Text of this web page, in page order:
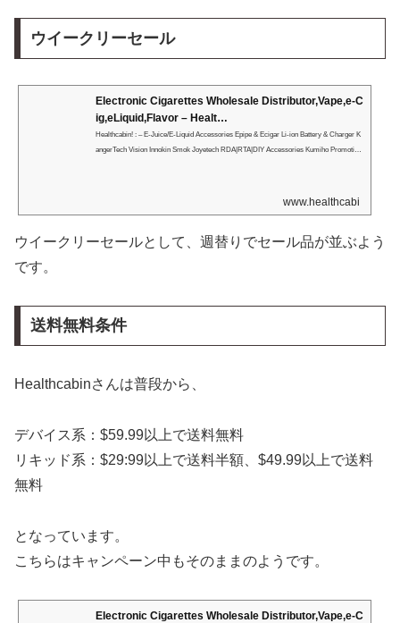
ウイークリーセール
Electronic Cigarettes Wholesale Distributor,Vape,e-C
ig,eLiquid,Flavor – Healt…
Healthcabin! : – E-Juice/E-Liquid Accessories Epipe & Ecigar Li-ion Battery & Charger K
angerTech Vision Innokin Smok Joyetech RDA|RTA|DIY Accessories Kumiho Promotion
www.healthcabin.net
ウイークリーセールとして、週替りでセール品が並ぶよう
です。
送料無料条件
Healthcabinさんは普段から、
デバイス系：$59.99以上で送料無料
リキッド系：$29:99以上で送料半額、$49.99以上で送料
無料
となっています。
こちらはキャンペーン中もそのままのようです。
Electronic Cigarettes Wholesale Distributor,Vape,e-C